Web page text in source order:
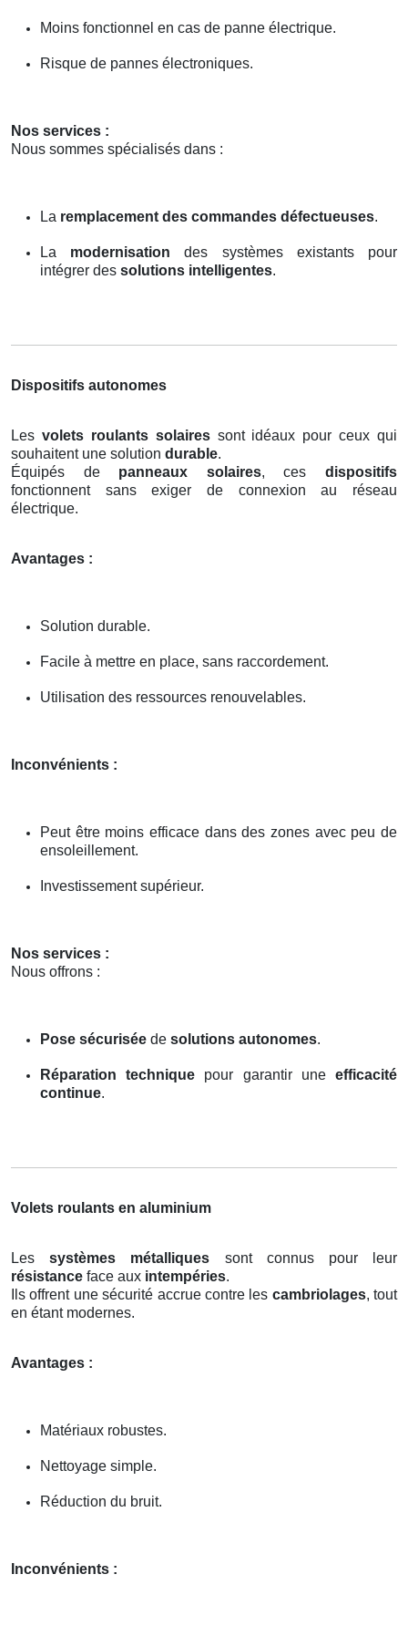
Moins fonctionnel en cas de panne électrique.
Risque de pannes électroniques.
Nos services :
Nous sommes spécialisés dans :
La remplacement des commandes défectueuses.
La modernisation des systèmes existants pour
intégrer des solutions intelligentes.
Dispositifs autonomes
Les volets roulants solairessont idéaux pour ceux qui
souhaitent une solution durable.
Équipés de panneaux solaires, cesdispositifs
fonctionnent sans exiger de connexion au réseau
électrique.
Avantages :
Solution durable.
Facile à mettre en place, sans raccordement.
Utilisation des ressources renouvelables.
Inconvénients :
Peut être moins efficace dans des zones avec peu de
ensoleillement.
Investissement supérieur.
Nos services :
Nous offrons :
Pose sécurisée de solutions autonomes.
Réparation technique pour garantir uneefficacité
continue.
Volets roulants en aluminium
Lessystèmes métalliques sont connus pour leur
résistance face aux intempéries.
Ils offrent une sécurité accrue contre les cambriolages, tout
en étant modernes.
Avantages :
Matériaux robustes.
Nettoyage simple.
Réduction du bruit.
Inconvénients :